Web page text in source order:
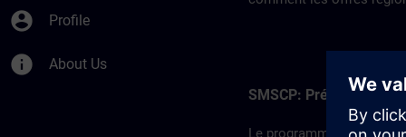
account_circle Profile
info About Us
SMSCP: Préparer la
Le programme de